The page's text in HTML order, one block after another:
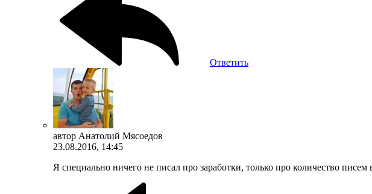
Ответить
автор Анатолий Мясоедов
23.08.2016, 14:45
Я специально ничего не писал про заработки, только про количество писем